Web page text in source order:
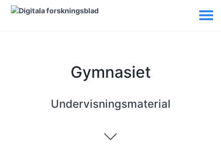
Gymnasiet
Undervisningsmaterial